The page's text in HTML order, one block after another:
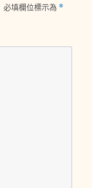
必填欄位標示為 *